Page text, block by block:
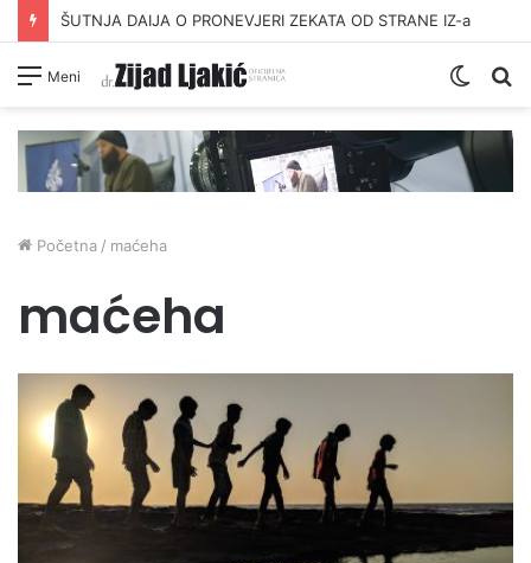
ŠUTNJA DAIJA O PRONEVJERI ZEKATA OD STRANE IZ-a
Meni
Switch
Početna / maćeha
maćeha